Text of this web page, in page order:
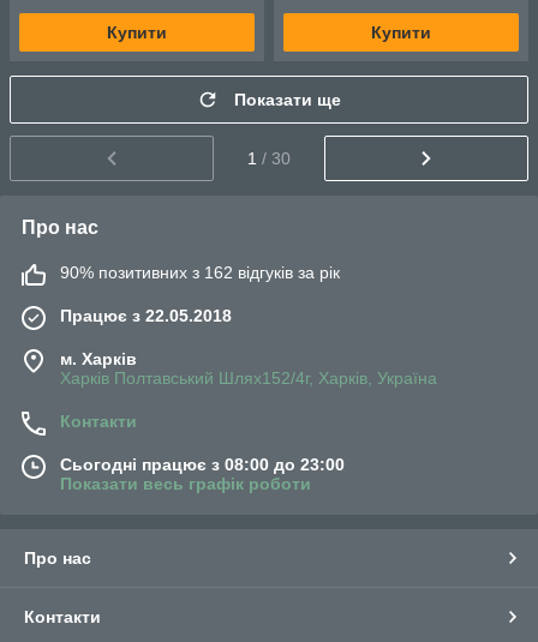
Купити Купити
Показати ще
1 / 30
Про нас
90% позитивних з 162 відгуків за рік
Працює з 22.05.2018
м. Харків
Харків Полтавський Шлях152/4г, Харків, Україна
Контакти
Сьогодні працює з 08:00 до 23:00
Показати весь графік роботи
Про нас
Контакти